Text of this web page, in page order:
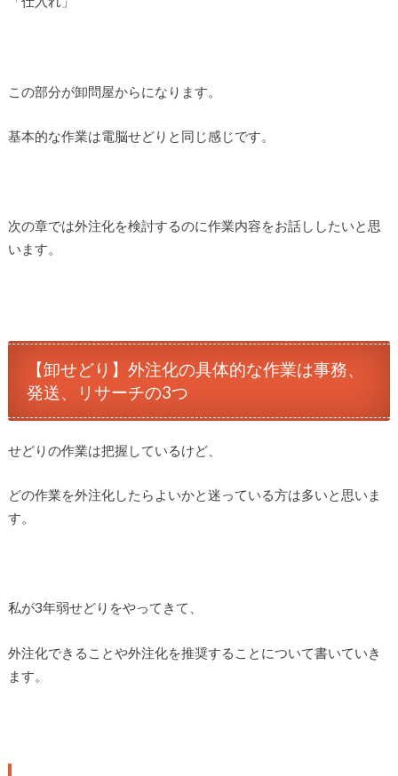
この部分が卸問屋からになります。
基本的な作業は電脳せどりと同じ感じです。
次の章では外注化を検討するのに作業内容をお話ししたいと思
います。
【卸せどり】外注化の具体的な作業は事務、
発送、リサーチの3つ
せどりの作業は把握しているけど、
どの作業を外注化したらよいかと迷っている方は多いと思いま
す。
私が3年弱せどりをやってきて、
外注化できることや外注化を推奨することについて書いていき
ます。